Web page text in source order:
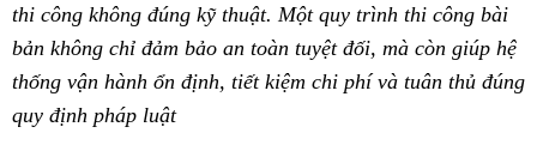
thi công không đúng kỹ thuật. Một quy trình thi công bài
bản không chỉ đảm bảo an toàn tuyệt đối, mà còn giúp hệ
thống vận hành ổn định, tiết kiệm chi phí và tuân thủ đúng
quy định pháp luật